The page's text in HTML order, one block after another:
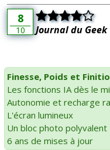
8
10 Journal du Geek
Finesse, Poids et
Les fonctions IA dès le
Autonomie et recharge
L'écran lumineux
Un bloc photo polyvalent
6 ans de mises à jour